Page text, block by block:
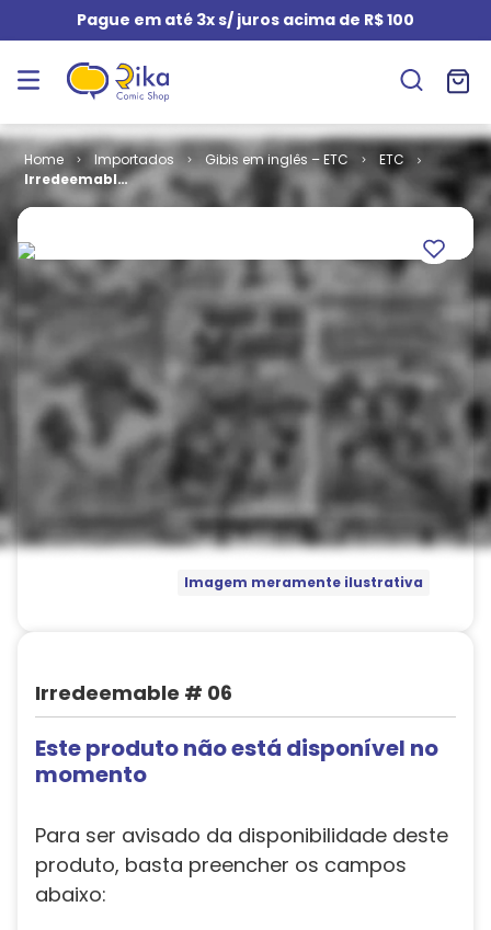
Pague em até 3x s/ juros acima de R$ 100
Importados Gibis em inglês – ETC
ETC
Irredeemable
# 06
Imagem meramente ilustrativa
Irredeemable # 06
Este produto não está disponível no
momento
Para ser avisado da disponibilidade deste
produto, basta preencher os campos
abaixo: